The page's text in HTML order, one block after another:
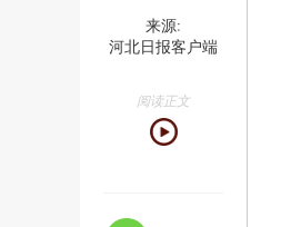
来源:
河北日报客户端
阅读正文